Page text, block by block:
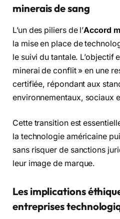
minerais de sang
L’un des piliers de l’Accord
la mise en place de
le suivi du tantale. L’objectif
minerai de conflit » en une
certifiée, répondant aux
environnementaux, sociaux
Cette transition est
la technologie américaine
sans risquer de sanctions
leur image de marque.
Les implications
entreprises